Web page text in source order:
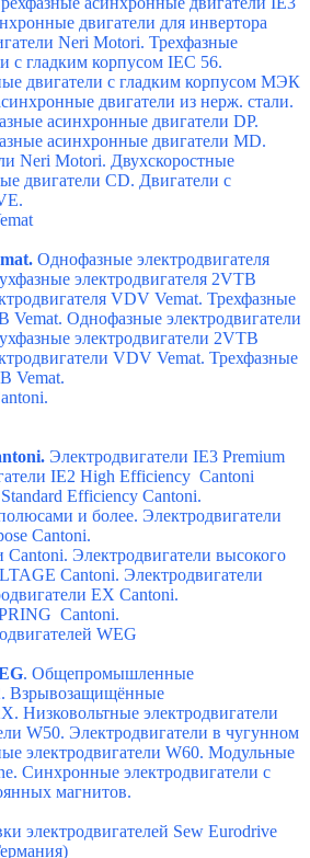
двигатели для инвертора
Neri Motori. Трехфазные
с гладким корпусом IEC 56.
двигатели с гладким корпусом МЭК
двигатели из нерж. стали.
асинхронные двигатели DP.
асинхронные двигатели МD.
Neri Motori. Двухскоростные
двигатели СD. Двигатели с
Однофазные электродвигателя
электродвигателя 2VTB
VDV Vemat. Трехфазные
Vemat. Однофазные электродвигатели
электродвигатели 2VTB
VDV Vemat. Трехфазные
Vemat.
Электродвигатели IE3 Premium
IE2 High Efficiency Cantoni
Efficiency Cantoni.
и более. Электродвигатели
Cantoni.
Cantoni. Электродвигатели высокого
Cantoni. Электродвигатели
ЕХ Cantoni.
Cantoni.
. Общепромышленные
Взрывозащищённые
Низковольтные электродвигатели
W50. Электродвигатели в чугунном
электродвигатели W60. Модульные
Синхронные электродвигатели с
магнитов.